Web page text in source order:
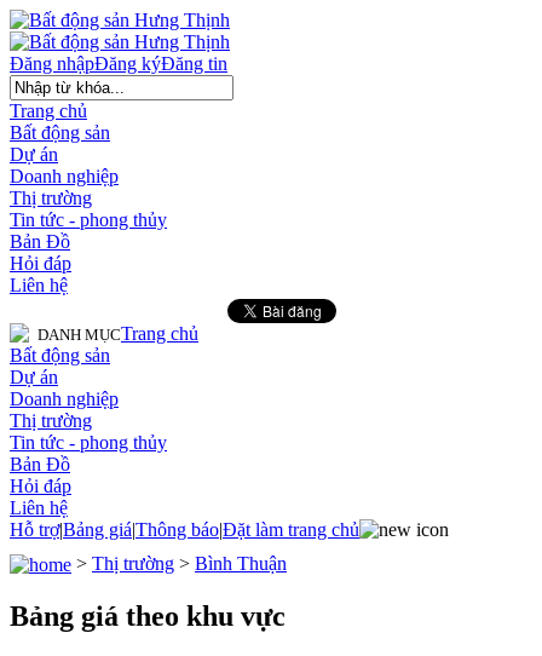
Đăng ký
Đăng nhập Đăng tin
Trang chủ
Bất động sản
Dự án
Doanh nghiệp
Thị trường
Tin tức - phong thủy
Bản Đồ
Hỏi đáp
Liên hệ
DANH MỤCTrang chủ
Bất động sản
Dự án
Doanh nghiệp
Thị trường
Tin tức - phong thủy
Bản Đồ
Hỏi đáp
Liên hệ
Hỗ trợ|Bảng giá|Thông báo|Đặt làm trang chủ
> Thị trường > Bình Thuận
Bảng giá theo khu vực